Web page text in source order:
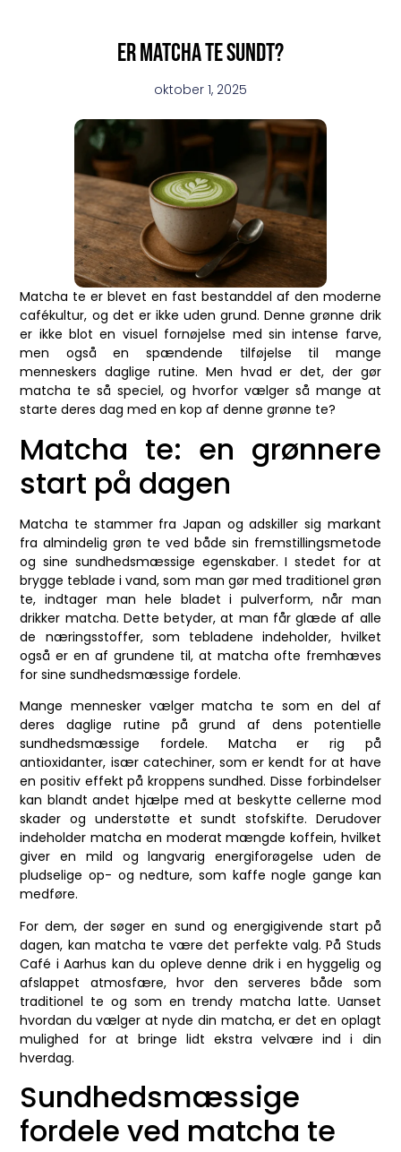
Er matcha te sundt?
oktober 1, 2025
Matcha te er blevet en fast bestanddel af den moderne
cafékultur, og det er ikke uden grund. Denne grønne drik
er ikke blot en visuel fornøjelse med sin intense farve,
men også en spændende tilføjelse til mange
menneskers daglige rutine. Men hvad er det, der gør
matcha te så speciel, og hvorfor vælger så mange at
starte deres dag med en kop af denne grønne te?
Matcha te: en grønnere
start på dagen
Matcha te stammer fra Japan og adskiller sig markant
fra almindelig grøn te ved både sin fremstillingsmetode
og sine sundhedsmæssige egenskaber. I stedet for at
brygge teblade i vand, som man gør med traditionel grøn
te, indtager man hele bladet i pulverform, når man
drikker matcha. Dette betyder, at man får glæde af alle
de næringsstoffer, som tebladene indeholder, hvilket
også er en af grundene til, at matcha ofte fremhæves
for sine sundhedsmæssige fordele.
Mange mennesker vælger matcha te som en del af
deres daglige rutine på grund af dens potentielle
sundhedsmæssige fordele. Matcha er rig på
antioxidanter, især catechiner, som er kendt for at have
en positiv effekt på kroppens sundhed. Disse forbindelser
kan blandt andet hjælpe med at beskytte cellerne mod
skader og understøtte et sundt stofskifte. Derudover
indeholder matcha en moderat mængde koffein, hvilket
giver en mild og langvarig energiforøgelse uden de
pludselige op- og nedture, som kaffe nogle gange kan
medføre.
For dem, der søger en sund og energigivende start på
dagen, kan matcha te være det perfekte valg. På Studs
Café i Aarhus kan du opleve denne drik i en hyggelig og
afslappet atmosfære, hvor den serveres både som
traditionel te og som en trendy matcha latte. Uanset
hvordan du vælger at nyde din matcha, er det en oplagt
mulighed for at bringe lidt ekstra velvære ind i din
hverdag.
Sundhedsmæssige
fordele ved matcha te